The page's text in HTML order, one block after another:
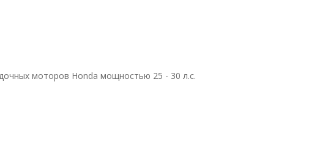
моторов Honda мощностью 25 - 30 л.с.